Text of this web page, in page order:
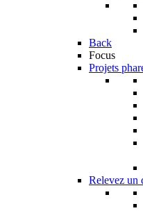
Back
Focus
Projets
Relevez un